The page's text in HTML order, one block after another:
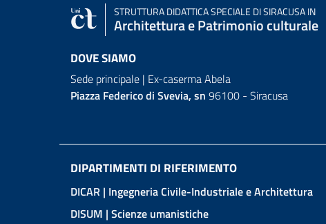
STRUTTURA DIDATTICA SPECIALE DI SIRACUSA IN
Architettura e Patrimonio culturale
DOVE SIAMO
Sede principale | Ex-caserma Abela
Piazza Federico di Svevia, sn 96100 - Siracusa
DIPARTIMENTI DI RIFERIMENTO
DICAR | Ingegneria Civile-Industriale e Architettura
DISUM | Scienze umanistiche